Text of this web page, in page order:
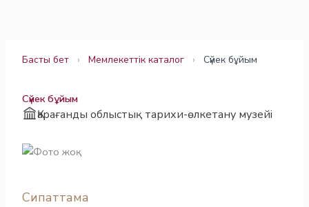
Басты бет › Мемлекеттік каталог › Сүйек бұйым
Сүйек бұйым
Қарағанды облыстық тарихи-өлкетану музейі
Сипаттама